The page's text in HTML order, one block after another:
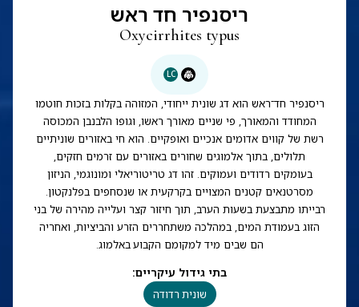
ריסנפיר חד ראש
Oxycirrhites typus
LC
ריסנפיר חד־ראש הוא דג שונית ייחודי, המזוהה בקלות בזכות חוטמו
המחודד והמאורך, פי שניים מאורך ראשו, וגופו הלבנבן המכוסה
רשת של קווים אדומים אנכיים ואופקיים. הוא חי באזורים שוניתיים
תלולים, בתוך אלמוגים שחורים באזורים עם זרמים חזקים,
בעומקים רדודים ועמוקים. זהו דג טריטוריאלי ומונוגמי, הניזון
מסרטנאים קטנים המצויים בקרקעית או שנסחפים בפלנקטון.
רבייתו מתבצעת בשעות הערב, תוך חיזור קצר ועלייה מהירה של בני
הזוג בעמודת המים, במהלכה משתחררים הזרע והביציות, ואחריה
הם שבים מיד למקומם הקבוע באלמוג.
בתי גידול עיקריים:
שונית רדודה